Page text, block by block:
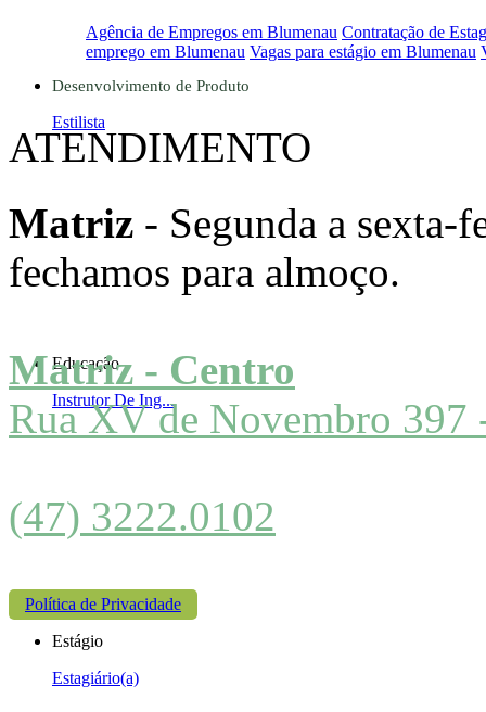
Desenvolvimento de Produto
Estilista
Educação
Instrutor De Ing...
Estágio
Estagiário(a)
Agência de Empregos em Blumenau Contratação de
emprego em Blumenau Vagas para estágio em Blumenau
ATENDIMENTO
Matriz - Segunda a sexta-
fechamos para almoço.
Matriz - Centro
Rua XV de Novembro 397
(47) 3222.0102
Política de Privacidade